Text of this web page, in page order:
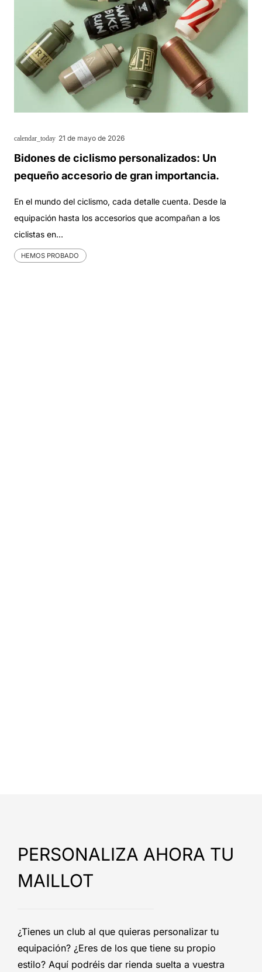
calendar_today 21 de mayo de 2026
Bidones de ciclismo personalizados: Un
pequeño accesorio de gran importancia.
En el mundo del ciclismo, cada detalle cuenta. Desde la
equipación hasta los accesorios que acompañan a los
ciclistas en…
HEMOS PROBADO
PERSONALIZA AHORA TU
MAILLOT
¿Tienes un club al que quieras personalizar tu
equipación? ¿Eres de los que tiene su propio
estilo? Aquí podréis dar rienda suelta a vuestra